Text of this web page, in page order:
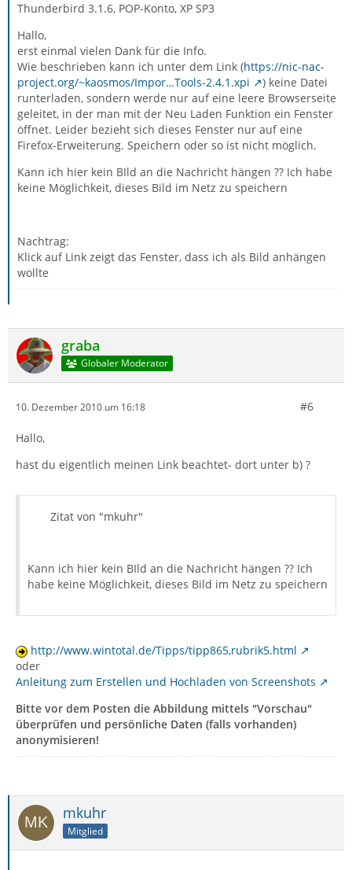
Thunderbird 3.1.6, POP-Konto, XP SP3
Hallo,
erst einmal vielen Dank für die Info.
Wie beschrieben kann ich unter dem Link (https://nic-nac-
project.org/~kaosmos/Impor…Tools-2.4.1.xpi
) keine Datei
runterladen, sondern werde nur auf eine leere Browserseite
geleitet, in der man mit der Neu Laden Funktion ein Fenster
öffnet. Leider bezieht sich dieses Fenster nur auf eine
Firefox-Erweiterung. Speichern oder so ist nicht möglich.
Kann ich hier kein BIld an die Nachricht hängen ?? Ich habe
keine Möglichkeit, dieses Bild im Netz zu speichern
Nachtrag:
Klick auf Link zeigt das Fenster, dass ich als Bild anhängen
wollte
graba
Globaler Moderator
10. Dezember 2010 um 16:18 #6
Hallo,
hast du eigentlich meinen Link beachtet- dort unter b) ?
Zitat von "mkuhr"
Kann ich hier kein BIld an die Nachricht hängen ?? Ich
habe keine Möglichkeit, dieses Bild im Netz zu speichern
http://www.wintotal.de/Tipps/tipp865,rubrik5.html
oder
Anleitung zum Erstellen und Hochladen von Screenshots
Bitte vor dem Posten die Abbildung mittels "Vorschau"
überprüfen und persönliche Daten (falls vorhanden)
anonymisieren!
mkuhr
Mitglied